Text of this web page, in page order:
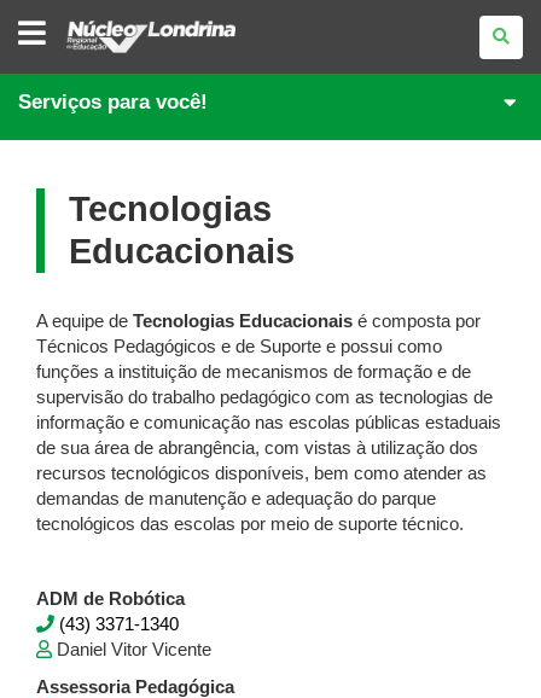
NÚCLEO
REGIONAL
EDUCAÇÃO
DE
LONDRINA
Serviços para você!
Tecnologias
Educacionais
A equipe de Tecnologias Educacionais é composta por
Técnicos Pedagógicos e de Suporte e possui como
funções a instituição de mecanismos de formação e de
supervisão do trabalho pedagógico com as tecnologias de
informação e comunicação nas escolas públicas estaduais
de sua área de abrangência, com vistas à utilização dos
recursos tecnológicos disponíveis, bem como atender as
demandas de manutenção e adequação do parque
tecnológicos das escolas por meio de suporte técnico.
ADM de Robótica
(43) 3371-1340
Daniel Vitor Vicente
Assessoria Pedagógica